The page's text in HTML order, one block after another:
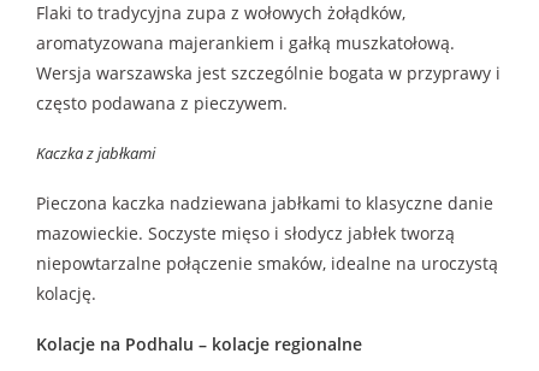
Flaki to tradycyjna zupa z wołowych żołądków,
aromatyzowana majerankiem i gałką muszkatołową.
Wersja warszawska jest szczególnie bogata w przyprawy i
często podawana z pieczywem.
Kaczka z jabłkami
Pieczona kaczka nadziewana jabłkami to klasyczne danie
mazowieckie. Soczyste mięso i słodycz jabłek tworzą
niepowtarzalne połączenie smaków, idealne na uroczystą
kolację.
Kolacje na Podhalu – kolacje regionalne